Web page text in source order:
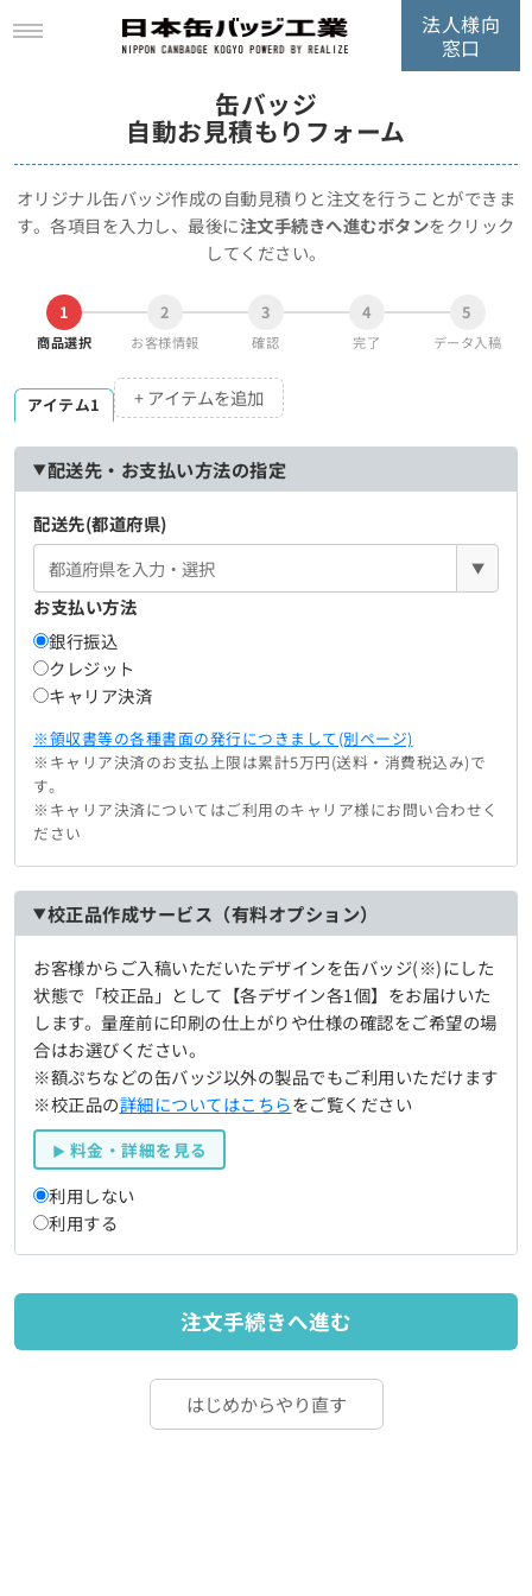
法人様向
窓口
缶バッジ
自動お見積もりフォーム
オリジナル缶バッジ作成の自動見積りと注文を行うことができま
す。各項目を入力し、最後に注文手続きへ進むボタンをクリック
してください。
1
商品選択
2
お客様情報
3
確認
4
完了
5
データ入稿
アイテム1 + アイテムを追加
配送先・お支払い方法の指定
配送先(都道府県)
▼
お支払い方法
銀行振込
クレジット
キャリア決済
※領収書等の各種書面の発行につきまして(別ページ)
※キャリア決済のお支払上限は累計5万円(送料・消費税込み)で
す。
※キャリア決済についてはご利用のキャリア様にお問い合わせく
ださい
校正品作成サービス（有料オプション）
お客様からご入稿いただいたデザインを缶バッジ(※)にした
状態で「校正品」として【各デザイン各1個】をお届けいた
します。量産前に印刷の仕上がりや仕様の確認をご希望の場
合はお選びください。
※額ぷちなどの缶バッジ以外の製品でもご利用いただけます
※校正品の詳細についてはこちらをご覧ください
料金・詳細を見る
利用しない
利用する
注文手続きへ進む
はじめからやり直す